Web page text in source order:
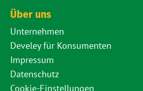
Über uns
Unternehmen
Develey für Konsumenten
Impressum
Datenschutz
Cookie-Einstellungen